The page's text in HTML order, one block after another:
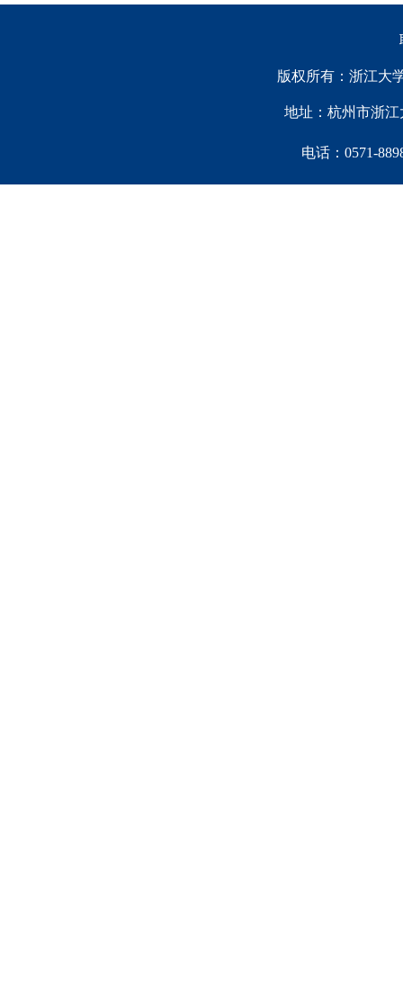
版权所有：浙江大
地址：杭州市浙江
电话：0571-